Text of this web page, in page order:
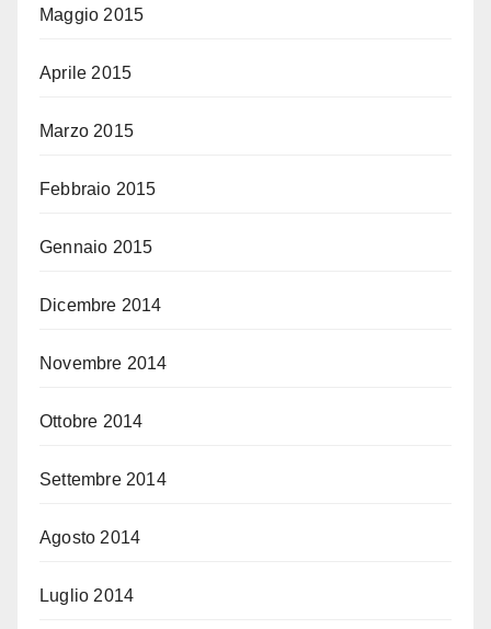
Maggio 2015
Aprile 2015
Marzo 2015
Febbraio 2015
Gennaio 2015
Dicembre 2014
Novembre 2014
Ottobre 2014
Settembre 2014
Agosto 2014
Luglio 2014